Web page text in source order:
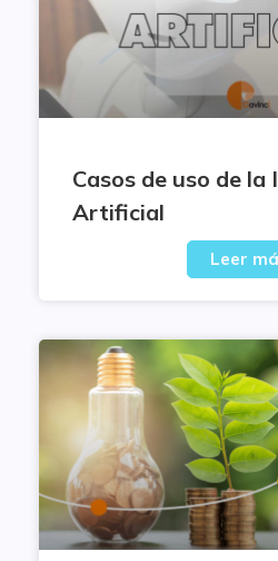
Casos de uso de
Artificial
Leer